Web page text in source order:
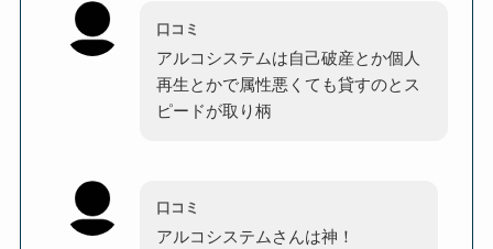
口コミ
アルコシステムは自己破産とか個人
再生とかで属性悪くても貸すのとス
ピードが取り柄
口コミ
アルコシステムさんは神！